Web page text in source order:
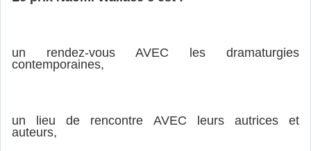
un rendez-vous AVEC les dramaturgies
contemporaines,
un lieu de rencontre AVEC leurs autrices et
auteurs,